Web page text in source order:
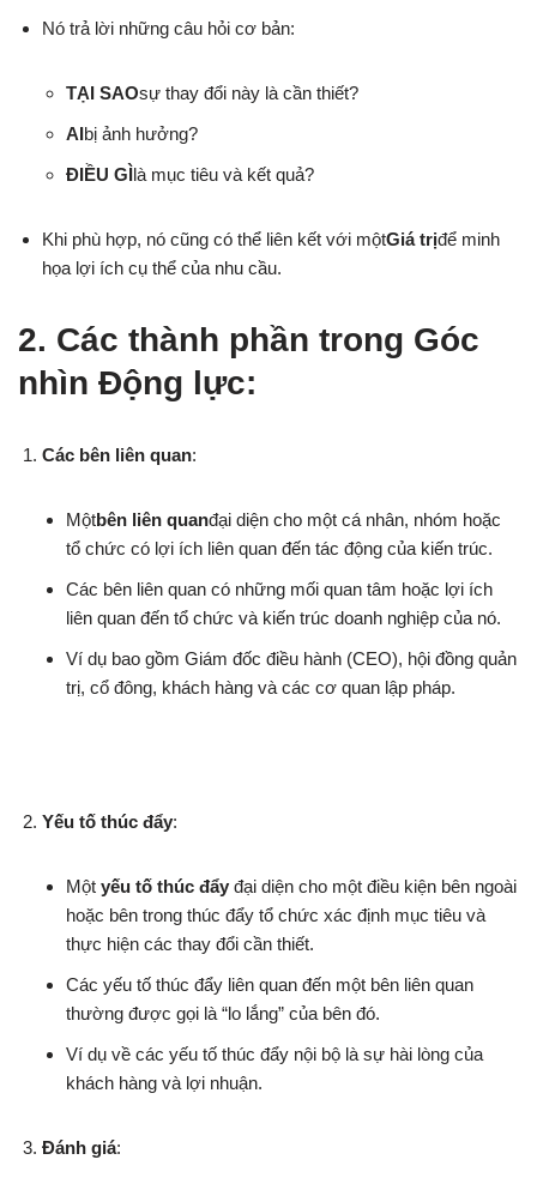
Nó trả lời những câu hỏi cơ bản:
TẠI SAOsự thay đổi này là cần thiết?
AIbị ảnh hưởng?
ĐIỀU GÌlà mục tiêu và kết quả?
Khi phù hợp, nó cũng có thể liên kết với mộtGiá trịđể minh
họa lợi ích cụ thể của nhu cầu.
2. Các thành phần trong Góc
nhìn Động lực:
Các bên liên quan:
Mộtbên liên quanđại diện cho một cá nhân, nhóm hoặc
tổ chức có lợi ích liên quan đến tác động của kiến trúc.
Các bên liên quan có những mối quan tâm hoặc lợi ích
liên quan đến tổ chức và kiến trúc doanh nghiệp của nó.
Ví dụ bao gồm Giám đốc điều hành (CEO), hội đồng quản
trị, cổ đông, khách hàng và các cơ quan lập pháp.
Yếu tố thúc đẩy:
Một yếu tố thúc đẩy đại diện cho một điều kiện bên ngoài
hoặc bên trong thúc đẩy tổ chức xác định mục tiêu và
thực hiện các thay đổi cần thiết.
Các yếu tố thúc đẩy liên quan đến một bên liên quan
thường được gọi là “lo lắng” của bên đó.
Ví dụ về các yếu tố thúc đẩy nội bộ là sự hài lòng của
khách hàng và lợi nhuận.
Đánh giá: